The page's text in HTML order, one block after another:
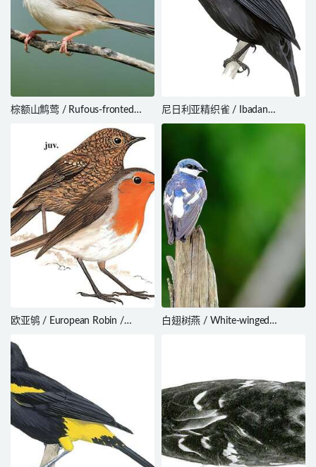
棕额山鹪莺 / Rufous-fronted
尼日利亚精织雀 / Ibadan
Malimbe / Malimbus ibadanensis
欧亚鸲 / European Robin /
白翅树燕 / White-winged